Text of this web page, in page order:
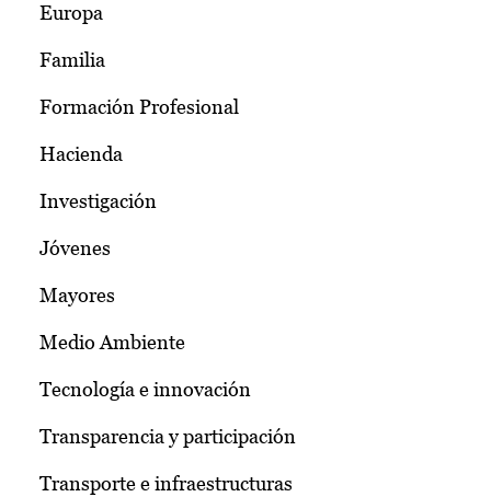
Europa
Familia
Formación Profesional
Hacienda
Investigación
Jóvenes
Mayores
Medio Ambiente
Tecnología e innovación
Transparencia y participación
Transporte e infraestructuras